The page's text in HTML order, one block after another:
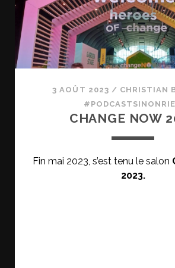
3 AOÛT 2023 / CHRISTIAN
CHANGE NOW
Fin mai 2023, s’est tenu le salon
2023.